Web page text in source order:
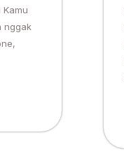
nggak